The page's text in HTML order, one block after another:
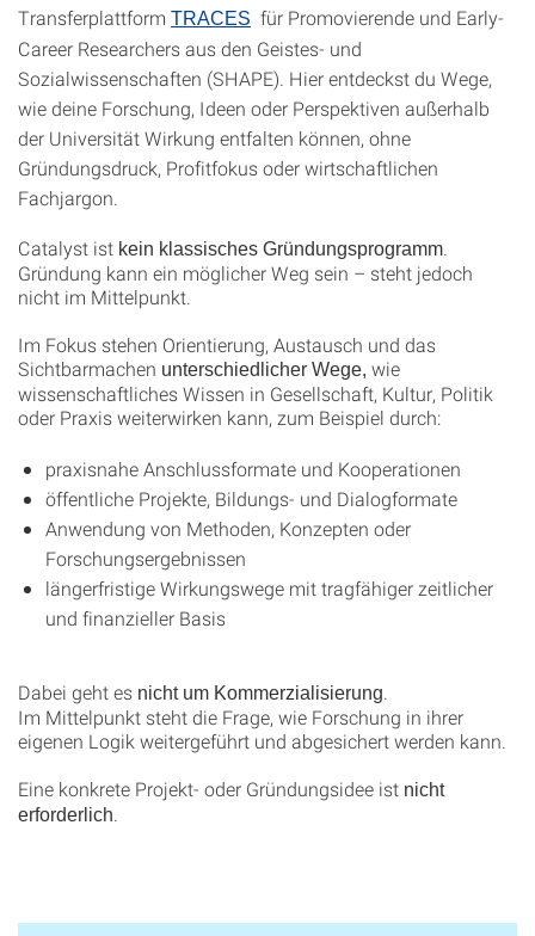
Transferplattform TRACES für Promovierende und Early-
Career Researchers aus den Geistes- und
Sozialwissenschaften (SHAPE). Hier entdeckst du Wege,
wie deine Forschung, Ideen oder Perspektiven außerhalb
der Universität Wirkung entfalten können, ohne
Gründungsdruck, Profitfokus oder wirtschaftlichen
Fachjargon.
Catalyst ist kein klassisches Gründungsprogramm
Gründung kann ein möglicher Weg sein – steht jedoch
nicht im Mittelpunkt.
Im Fokus stehen Orientierung, Austausch und das
Sichtbarmachen unterschiedlicher Wege, wie
wissenschaftliches Wissen in Gesellschaft, Kultur, Politik
oder Praxis weiterwirken kann, zum Beispiel durch:
praxisnahe Anschlussformate und Kooperationen
öffentliche Projekte, Bildungs- und Dialogformate
Anwendung von Methoden, Konzepten oder
Forschungsergebnissen
längerfristige Wirkungswege mit tragfähiger zeitlicher
und finanzieller Basis
Dabei geht es nicht um Kommerzialisierung
Im Mittelpunkt steht die Frage, wie Forschung in ihrer
eigenen Logik weitergeführt und abgesichert werden kann.
Eine konkrete Projekt- oder Gründungsidee ist nicht
erforderlich